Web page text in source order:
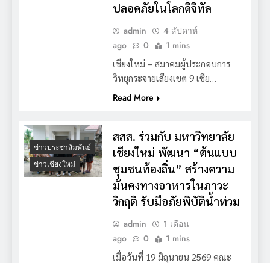
ปลอดภัยในโลกดิจิทัล
admin
4 สัปดาห์
ago
0 1 mins
เชียงใหม่ – สมาคมผู้ประกอบการ
วิทยุกระจายเสียงเขต 9 เชีย…
Read More
ข่าวประชาสัมพันธ์
ข่าวเชียงใหม่
สสส. ร่วมกับ มหาวิทยาลัย
เชียงใหม่ พัฒนา “ต้นแบบ
ชุมชนท้องถิ่น” สร้างความ
มั่นคงทางอาหารในภาวะ
วิกฤติ รับมือภัยพิบัติน้ำท่วม
admin
1 เดือน
ago
0 1 mins
เมื่อวันที่ 19 มิถุนายน 2569 คณะ